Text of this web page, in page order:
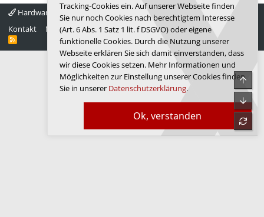
Hardwareluxx 4.0
Deutsch
Kontakt
Nutzungsbedingungen Datenschutz Hilfe
R
Ok, verstanden
Tracking-Cookies ein. Auf unserer Webseite finden
Sie nur noch Cookies nach berechtigtem Interesse
(Art. 6 Abs. 1 Satz 1 lit. f DSGVO) oder eigene
funktionelle Cookies. Durch die Nutzung unserer
Webseite erklären Sie sich damit einverstanden, dass
wir diese Cookies setzen. Mehr Informationen und
Möglichkeiten zur Einstellung unserer Cookies finden
Sie in unserer Datenschutzerklärung.